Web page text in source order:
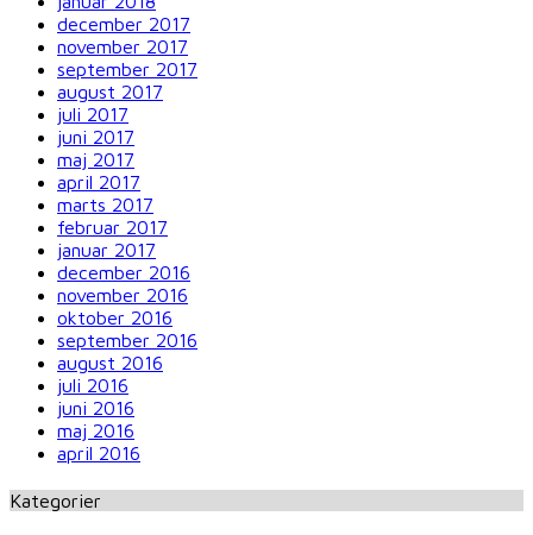
december 2017
november 2017
september 2017
august 2017
juli 2017
juni 2017
maj 2017
april 2017
marts 2017
februar 2017
januar 2017
december 2016
november 2016
oktober 2016
september 2016
august 2016
juli 2016
juni 2016
maj 2016
april 2016
Kategorier